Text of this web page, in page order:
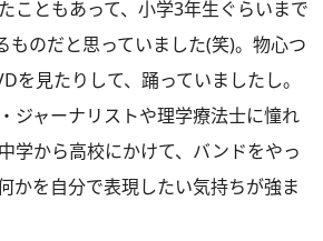
こともあって、小学3年生ぐらいまで
ものだと思っていました(笑)。物心つ
を見たりして、踊っていましたし。
ジャーナリストや理学療法士に憧れ
学から高校にかけて、バンドをやっ
かを自分で表現したい気持ちが強ま